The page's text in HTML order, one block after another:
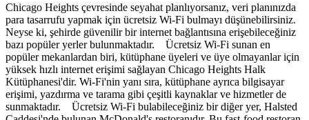
Chicago Heights çevresinde seyahat planlıyorsanız, veri planınızda
para tasarrufu yapmak için ücretsiz Wi-Fi bulmayı düşünebilirsiniz.
Neyse ki, şehirde güvenilir bir internet bağlantısına erişebileceğiniz
bazı popüler yerler bulunmaktadır. Ücretsiz Wi-Fi sunan en
popüler mekanlardan biri, kütüphane üyeleri ve üye olmayanlar için
yüksek hızlı internet erişimi sağlayan Chicago Heights Halk
Kütüphanesi'dir. Wi-Fi'nin yanı sıra, kütüphane ayrıca bilgisayar
erişimi, yazdırma ve tarama gibi çeşitli kaynaklar ve hizmetler de
sunmaktadır. Ücretsiz Wi-Fi bulabileceğiniz bir diğer yer, Halsted